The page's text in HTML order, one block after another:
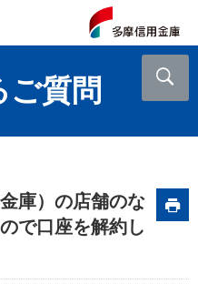
ご質問
庫）の店舗のな
で口座を解約し